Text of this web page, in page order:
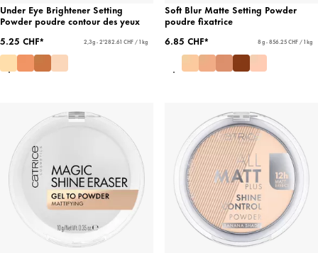
Under Eye Brightener Setting
Powder poudre contour des yeux
5.25 CHF*
2,3 g - 2'282.61 CHF / 1 kg
Soft Blur Matte Setting Powder
poudre fixatrice
6.85 CHF*
8 g - 856.25 CHF / 1 kg